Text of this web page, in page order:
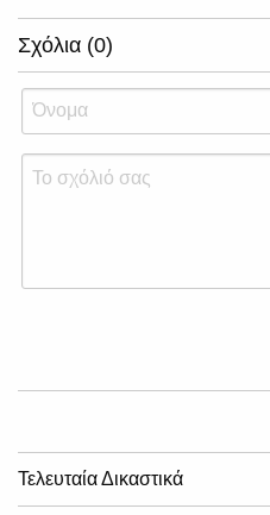
Σχόλια (0)
Τελευταία Δικαστικά